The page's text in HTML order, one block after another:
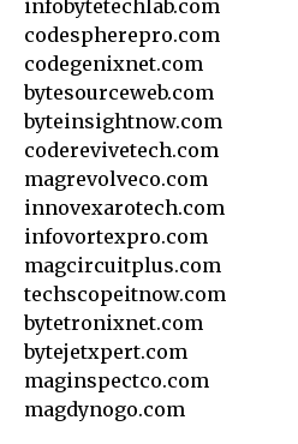
infobytetechlab.com
codespherepro.com
codegenixnet.com
bytesourceweb.com
byteinsightnow.com
coderevivetech.com
magrevolveco.com
innovexarotech.com
infovortexpro.com
magcircuitplus.com
techscopeitnow.com
bytetronixnet.com
bytejetxpert.com
maginspectco.com
magdynogo.com